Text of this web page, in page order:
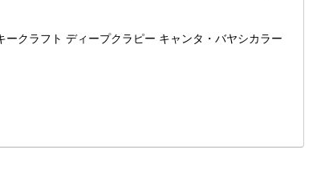
ークラフト ディープクラピー キャンタ・バヤシカラー